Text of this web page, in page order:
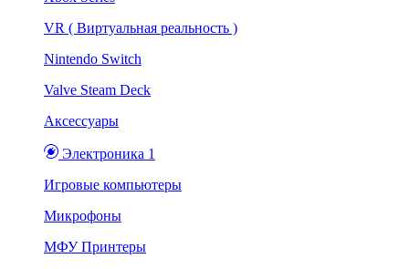
VR ( Виртуальная реальность )
Nintendo Switch
Valve Steam Deck
Аксессуары
Электроника 1
Игровые компьютеры
Микрофоны
МФУ Принтеры